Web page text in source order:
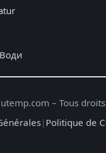
– Tous
| Politique de